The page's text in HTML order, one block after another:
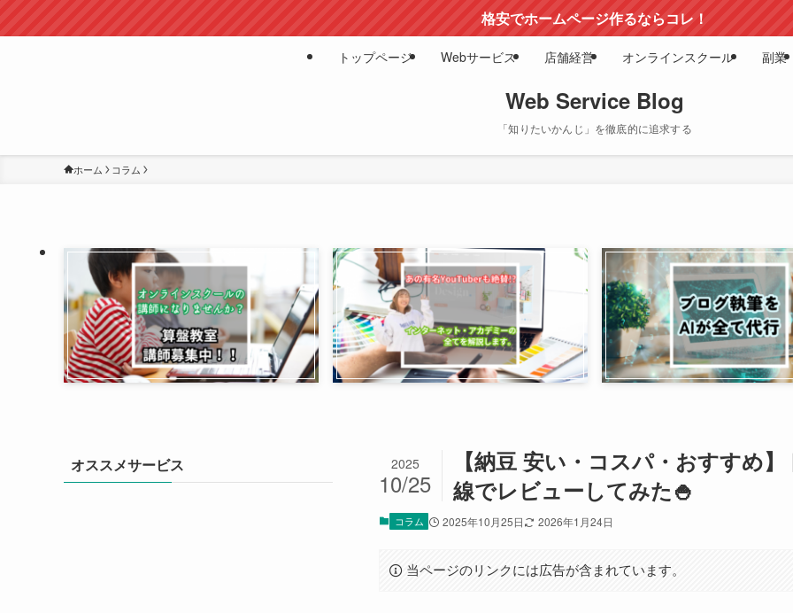
格安でホームページ作るならコレ！
Web Service Blog
「知りたいかんじ」を徹底的に追求する
トップページ Webサービス 店舗経営 オンラインスクール 副業
ホーム コラム
【納豆 安い・コスパ・おすすめ
線でレビューしてみた🍚
2025
10/25
コラム 2025年10月25日 2026年1月24日
当ページのリンクには広告が含まれています。
オススメサービス